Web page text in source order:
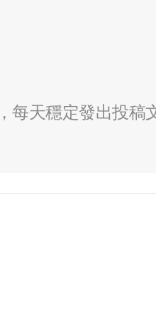
天穩定發出投稿